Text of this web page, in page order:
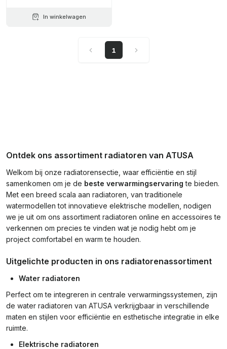
In winkelwagen
1
Ontdek ons assortiment radiatoren van ATUSA
Welkom bij onze radiatorensectie, waar efficiëntie en stijl
samenkomen om je de beste verwarmingservaring te bieden.
Met een breed scala aan radiatoren, van traditionele
watermodellen tot innovatieve elektrische modellen, nodigen
we je uit om ons assortiment radiatoren online en accessoires te
verkennen om precies te vinden wat je nodig hebt om je
project comfortabel en warm te houden.
Uitgelichte producten in ons radiatorenassortiment
Water radiatoren
Perfect om te integreren in centrale verwarmingssystemen, zijn
de water radiatoren van ATUSA verkrijgbaar in verschillende
maten en stijlen voor efficiëntie en esthetische integratie in elke
ruimte.
Elektrische radiatoren